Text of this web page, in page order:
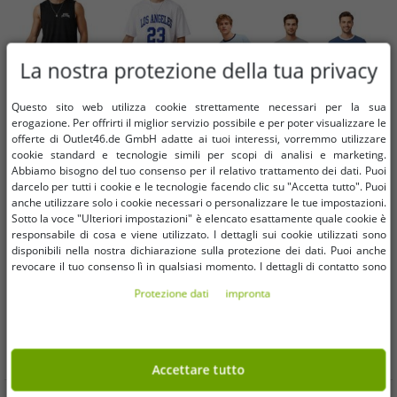
Taglie disponibili
S M L
Comodi pantaloncini sportivi da
Nel carrello
Taglie disponibili
S M
Completo pigiama da uomo
SCOTCH & SODA, leggero,
Nel carrello
La nostra protezione della tua privacy
Questo sito web utilizza cookie strettamente necessari per la sua
erogazione. Per offrirti il ​​miglior servizio possibile e per poter visualizzare le
offerte di Outlet46.de GmbH adatte ai tuoi interessi, vorremmo utilizzare
cookie standard e tecnologie simili per scopi di analisi e marketing.
Abbiamo bisogno del tuo consenso per il relativo trattamento dei dati. Puoi
darcelo per tutti i cookie e le tecnologie facendo clic su "Accetta tutto". Puoi
anche utilizzare solo i cookie necessari o personalizzare le tue impostazioni.
Sotto la voce "Ulteriori impostazioni" è elencato esattamente quale cookie è
responsabile di cosa e viene utilizzato. I dettagli sui cookie utilizzati sono
disponibili nella nostra dichiarazione sulla protezione dei dati. Puoi anche
revocare il tuo consenso lì in qualsiasi momento. I dettagli di contatto sono
Protezione dati impronta
Accettare tutto